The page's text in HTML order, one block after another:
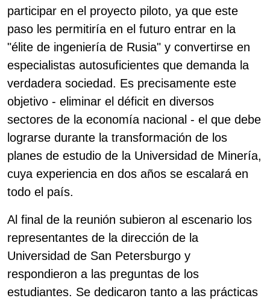
participar en el proyecto piloto, ya que este
paso les permitiría en el futuro entrar en la
"élite de ingeniería de Rusia" y convertirse en
especialistas autosuficientes que demanda la
verdadera sociedad. Es precisamente este
objetivo - eliminar el déficit en diversos
sectores de la economía nacional - el que debe
lograrse durante la transformación de los
planes de estudio de la Universidad de Minería,
cuya experiencia en dos años se escalará en
todo el país.
Al final de la reunión subieron al escenario los
representantes de la dirección de la
Universidad de San Petersburgo y
respondieron a las preguntas de los
estudiantes. Se dedicaron tanto a las prácticas